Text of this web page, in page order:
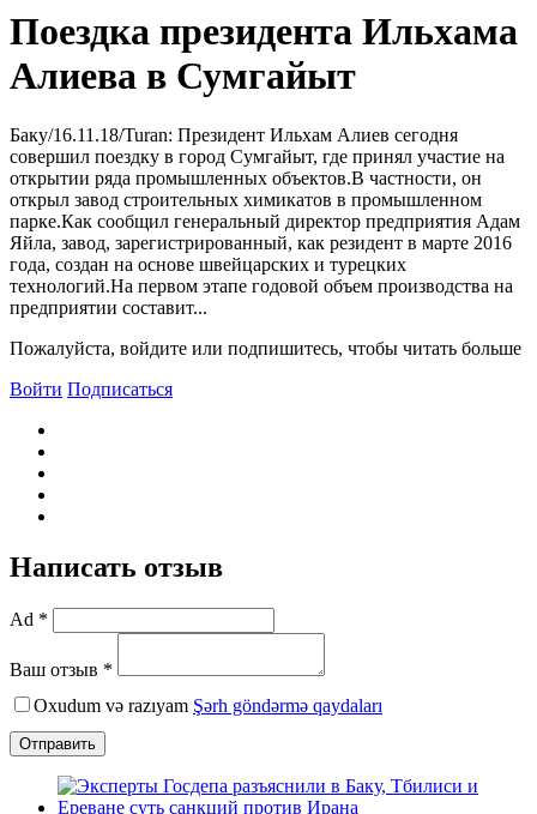
Поездка президента Ильхама
Алиева в Сумгайыт
Баку/16.11.18/Turan: Президент Ильхам Алиев сегодня
совершил поездку в город Сумгайыт, где принял участие на
открытии ряда промышленных объектов.B частности, он
открыл завод строительных химикатов в промышленном
парке.Как сообщил генеральный директор предприятия Адам
Яйла, завод, зарегистрированный, как резидент в марте 2016
года, создан на основе швейцарских и турецких
технологий.На первом этапе годовой объем производства на
предприятии составит...
Пожалуйста, войдите или подпишитесь, чтобы читать больше
Войти Подписаться
Написать отзыв
Ad *
Ваш отзыв *
Oxudum və razıyam Şərh göndərmə qaydaları
Отправить